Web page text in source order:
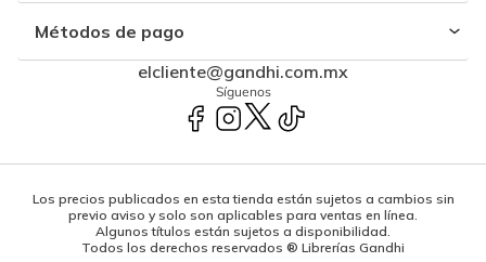
Métodos de pago
elcliente@gandhi.com.mx
Síguenos
Los precios publicados en esta tienda están sujetos a cambios sin
previo aviso y solo son aplicables para ventas en línea.
Algunos títulos están sujetos a disponibilidad.
Todos los derechos reservados ® Librerías Gandhi